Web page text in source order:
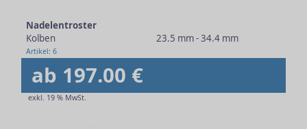
Nadelentroster
Kolben
23.5 mm - 34.4 mm
Artikel: 6
ab 197.00 €
exkl. 19 % MwSt.